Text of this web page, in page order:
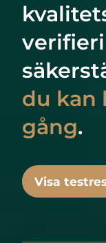
du kan
gång.
Visa